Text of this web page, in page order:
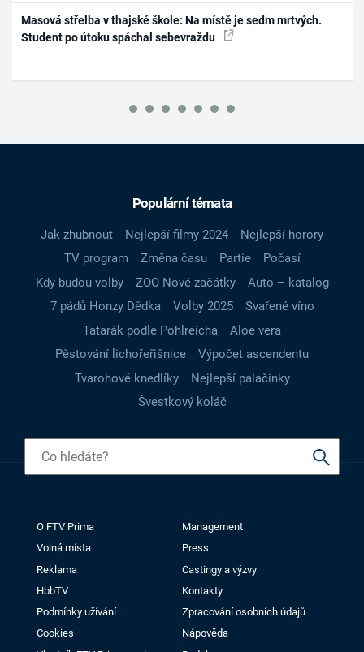
Masová střelba v thajské škole: Na místě je sedm mrtvých.
Student po útoku spáchal sebevraždu
Populární témata
Jak zhubnout Nejlepší filmy 2024
Nejlepší horory
TV program
Změna času Partie
Počasí
Kdy budou volby
ZOO Nové začátky
Auto – katalog
7 pádů Honzy Dědka
Volby 2025
Svařené víno
Tatarák podle Pohlreicha
Aloe vera
Pěstování lichořeřišnice
Výpočet ascendentu
Tvarohové knedlíky
Nejlepší palačinky
Švestkový koláč
O FTV Prima
Management
Volná místa
Press
Reklama
Castingy a výzvy
HbbTV
Kontakty
Podmínky užívání
Zpracování osobních údajů
Cookies
Nápověda